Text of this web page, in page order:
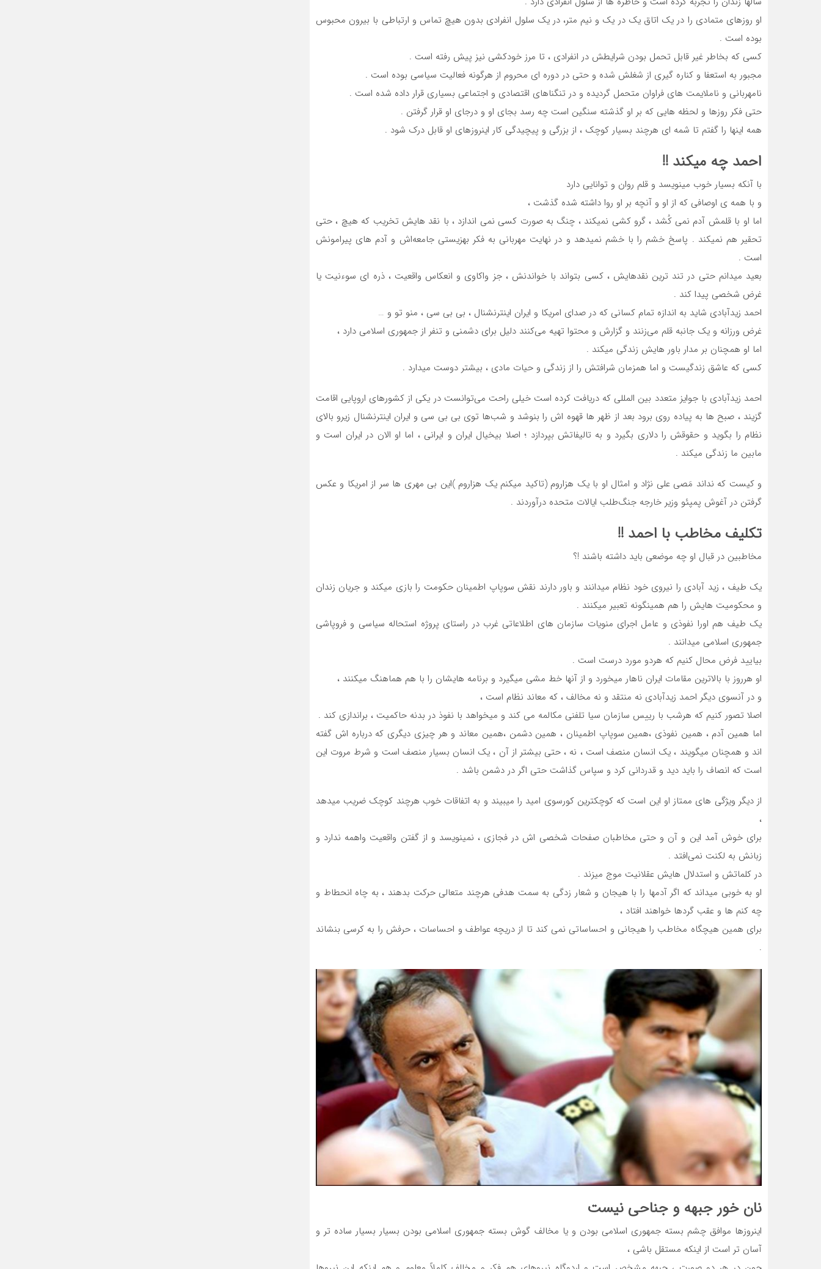
او روزهای متمادی را در یک اتاق یک در یک و نیم متر، در یک سلول انفرادی بدون هیچ تماس و ارتباطی با بیرون محبوس
بوده است .
کسی که بخاطر غیر قابل تحمل بودن شرایطش در انفرادی ، تا مرز خودکشی نیز پیش رفته است .
مجبور به استعفا و کناره گیری از شغلش شده و حتی در دوره ای محروم از هرگونه فعالیت سیاسی بوده است .
نامهربانی و ناملایمت های فراوان متحمل گردیده و در تنگناهای اقتصادی و اجتماعی بسیاری قرار داده شده است .
حتی فکر روزها و لحظه هایی که بر او گذشته سنگین است چه رسد بجای او و درجای او قرار گرفتن .
همه اینها را گفتم تا شمه ای هرچند بسیار کوچک ، از بزرگی و پیچیدگی کار اینروزهای او قابل درک شود .
احمد چه میکند !!
با آنکه بسیار خوب مینویسد و قلم روان و توانایی دارد
و با همه ی اوصافی که از او و آنچه بر او روا داشته شده گذشت ،
اما او با قلمش آدم نمی کُشد ، گرو کشی نمیکند ، چنگ به صورت کسی نمی اندازد ، با نقد هایش تخریب که هیچ ، حتی
تحقیر هم نمیکند . پاسخ خشم را با خشم نمیدهد و در نهایت مهربانی به فکر بهزیستی جامعه‌اش و آدم های پیرامونش
است .
بعید میدانم حتی در تند ترین نقدهایش ، کسی بتواند با خواندنش ، جز واکاوی و انعکاس واقعیت ، ذره ای سوءنیت یا
غرض شخصی پیدا کند .
احمد زیدآبادی شاید به اندازه تمام کسانی که در صدای امریکا و ایران اینترنشنال ، بی بی سی ، منو تو و …
غرض ورزانه و یک جانبه قلم می‌زنند و گزارش و محتوا تهیه می‌کنند دلیل برای دشمنی و تنفر از جمهوری اسلامی دارد ،
اما او همچنان بر مدار باور هایش زندگی میکند .
کسی که عاشق زندگیست و اما همزمان شرافتش را از زندگی و حیات مادی ، بیشتر دوست میدارد .
احمد زیدآبادی با جوایز متعدد بین المللی که دریافت کرده است خیلی راحت می‌توانست در یکی از کشورهای اروپایی اقامت
گزیند ، صبح ها به پیاده روی برود بعد از ظهر ها قهوه اش را بنوشد و شب‌ها توی بی بی سی و ایران اینترنشنال زیرو بالای
نظام را بگوید و حقوقش را دلاری بگیرد و به تالیفاتش بپردازد ؛ اصلا بیخیال ایران و ایرانی ، اما او الان در ایران است و
مابین ما زندگی میکند .
و کیست که نداند مَصی علی نژاد و امثال او با یک هزاروم (تاکید میکنم یک هزاروم )این بی مهری ها سر از امریکا و عکس
گرفتن در آغوش پمپئو وزیر خارجه جنگ‌طلب ایالات متحده درآوردند .
تکلیف مخاطب با احمد !!
مخاطبین در قبال او چه موضعی باید داشته باشند !؟
یک طیف ، زید آبادی را نیروی خود نظام میدانند و باور دارند نقش سوپاپ اطمینان حکومت را بازی میکند و جریان زندان
و محکومیت هایش را هم همینگونه تعبیر میکنند .
یک طیف هم اورا نفوذی و عامل اجرای منویات سازمان های اطلاعاتی غرب در راستای پروژه استحاله سیاسی و فروپاشی
جمهوری اسلامی میدانند .
بیایید فرض محال کنیم که هردو مورد درست است .
او هرروز با بالاترین مقامات ایران ناهار میخورد و از آنها خط مشی میگیرد و برنامه هایشان را با هم هماهنگ میکنند ،
و در آنسوی دیگر احمد زیدآبادی نه منتقد و نه مخالف ، که معاند نظام است ،
اصلا تصور کنیم که هرشب با رییس سازمان سیا تلفنی مکالمه می کند و میخواهد با نفوذ در بدنه حاکمیت ، براندازی کند .
اما همین آدم ، همین نفوذی ،همین سوپاپ اطمینان ، همین دشمن ،همین معاند و هر چیزی دیگری که درباره اش گفته
اند و همچنان میگویند ، یک انسان منصف است ، نه ، حتی بیشتر از آن ، یک انسان بسیار منصف است و شرط مروت این
است که انصاف را باید دید و قدردانی کرد و سپاس گذاشت حتی اگر در دشمن باشد .
از دیگر ویژگی های ممتاز او این است که کوچکترین کورسوی امید را میبیند و به اتفاقات خوب هرچند کوچک ضریب میدهد
،
برای خوش آمد این و آن و حتی مخاطبان صفحات شخصی اش در فجازی ، نمینویسد و از گفتن واقعیت واهمه ندارد و
زبانش به لکنت نمی‌افتد .
در کلماتش و استدلال هایش عقلانیت موج میزند .
او به خوبی میداند که اگر آدمها را با هیجان و شعار زدگی به سمت هدفی هرچند متعالی حرکت بدهند ، به چاه انحطاط و
چه کنم ها و عقب گردها خواهند افتاد ،
برای همین هیچگاه مخاطب را هیجانی و احساساتی نمی کند تا از دریچه عواطف و احساسات ، حرفش را به کرسی بنشاند
.
نان خور جبهه و جناحی نیست
اینروزها موافق چشم بسته جمهوری اسلامی بودن و یا مخالف گوش بسته جمهوری اسلامی بودن بسیار بسیار ساده تر و
آسان تر است از اینکه مستقل باشی ،